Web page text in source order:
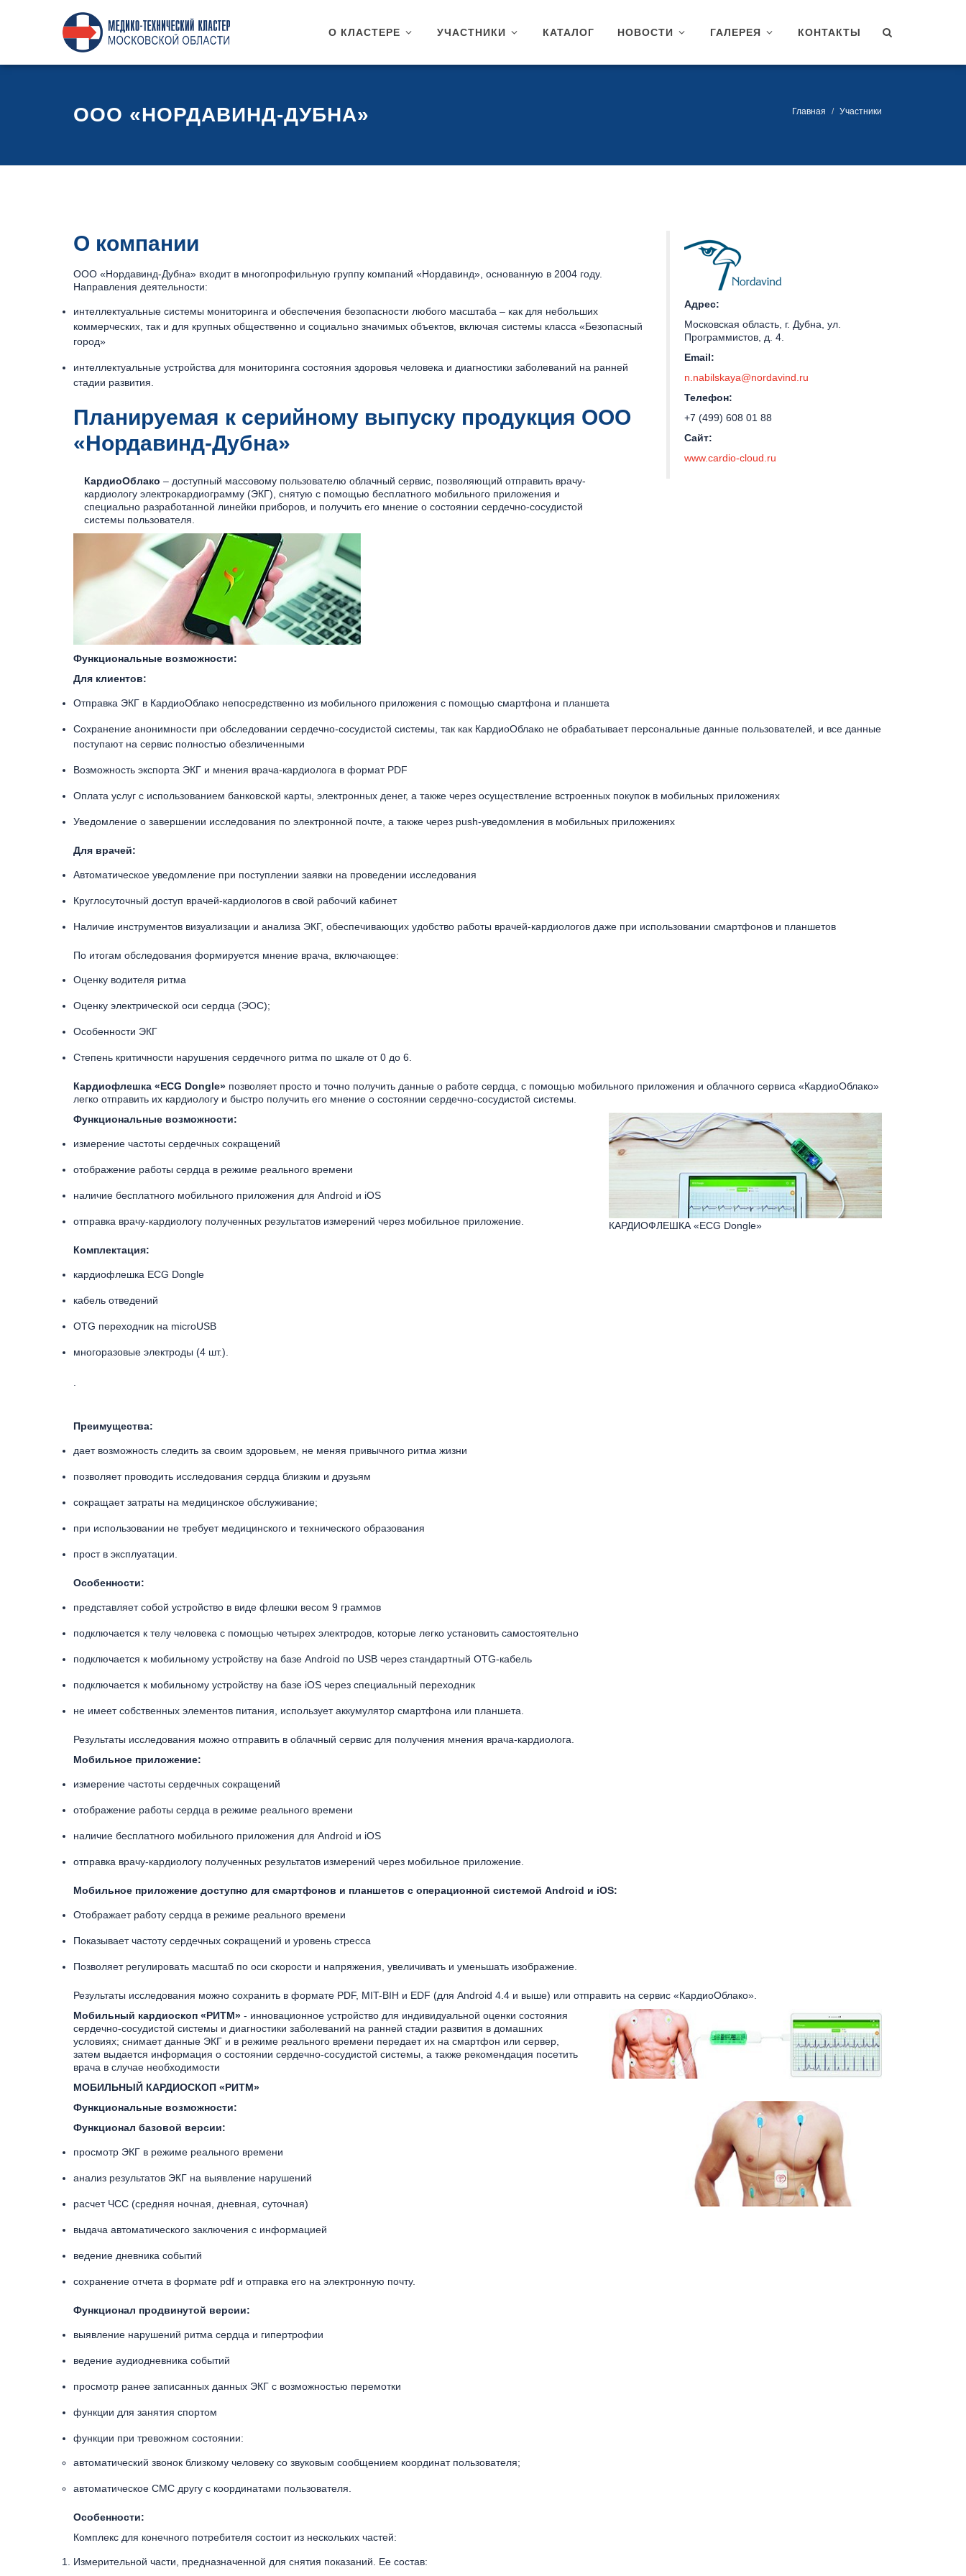
О КЛАСТЕРЕ УЧАСТНИКИ КАТАЛОГ НОВОСТИ ГАЛЕРЕЯ КОНТАКТЫ
ООО «НОРДАВИНД-ДУБНА» Главная Участники
Адрес:
Московская область, г. Дубна, ул.
Программистов, д. 4.
Email:
n.nabilskaya@nordavind.ru
Телефон:
+7 (499) 608 01 88
Сайт:
www.cardio-cloud.ru
О компании
ООО «Нордавинд-Дубна» входит в многопрофильную группу компаний «Нордавинд», основанную в 2004 году.
Направления деятельности:
интеллектуальные системы мониторинга и обеспечения безопасности любого масштаба – как для небольших
коммерческих, так и для крупных общественно и социально значимых объектов, включая системы класса «Безопасный
город»
интеллектуальные устройства для мониторинга состояния здоровья человека и диагностики заболеваний на ранней
стадии развития.
Планируемая к серийному выпуску продукция ООО
«Нордавинд-Дубна»
КардиоОблако – доступный массовому пользователю облачный сервис, позволяющий отправить врачу-
кардиологу электрокардиограмму (ЭКГ), снятую с помощью бесплатного мобильного приложения и
специально разработанной линейки приборов, и получить его мнение о состоянии сердечно-сосудистой
системы пользователя.
Функциональные возможности:
Для клиентов:
Отправка ЭКГ в КардиоОблако непосредственно из мобильного приложения с помощью смартфона и планшета
Сохранение анонимности при обследовании сердечно-сосудистой системы, так как КардиоОблако не обрабатывает персональные данные пользователей, и все данные
поступают на сервис полностью обезличенными
Возможность экспорта ЭКГ и мнения врача-кардиолога в формат PDF
Оплата услуг с использованием банковской карты, электронных денег, а также через осуществление встроенных покупок в мобильных приложениях
Уведомление о завершении исследования по электронной почте, а также через push-уведомления в мобильных приложениях
Для врачей:
Автоматическое уведомление при поступлении заявки на проведении исследования
Круглосуточный доступ врачей-кардиологов в свой рабочий кабинет
Наличие инструментов визуализации и анализа ЭКГ, обеспечивающих удобство работы врачей-кардиологов даже при использовании смартфонов и планшетов
По итогам обследования формируется мнение врача, включающее:
Оценку водителя ритма
Оценку электрической оси сердца (ЭОС);
Особенности ЭКГ
Степень критичности нарушения сердечного ритма по шкале от 0 до 6.
Кардиофлешка «ECG Dongle» позволяет просто и точно получить данные о работе сердца, с помощью мобильного приложения и облачного сервиса «КардиоОблако»
легко отправить их кардиологу и быстро получить его мнение о состоянии сердечно-сосудистой системы.
КАРДИОФЛЕШКА «ECG Dongle»
Функциональные возможности:
измерение частоты сердечных сокращений
отображение работы сердца в режиме реального времени
наличие бесплатного мобильного приложения для Android и iOS
отправка врачу-кардиологу полученных результатов измерений через мобильное приложение.
Комплектация:
кардиофлешка ECG Dongle
кабель отведений
OTG переходник на microUSB
многоразовые электроды (4 шт.).
Преимущества:
дает возможность следить за своим здоровьем, не меняя привычного ритма жизни
позволяет проводить исследования сердца близким и друзьям
сокращает затраты на медицинское обслуживание;
при использовании не требует медицинского и технического образования
прост в эксплуатации.
Особенности:
представляет собой устройство в виде флешки весом 9 граммов
подключается к телу человека с помощью четырех электродов, которые легко установить самостоятельно
подключается к мобильному устройству на базе Android по USB через стандартный OTG-кабель
подключается к мобильному устройству на базе iOS через специальный переходник
не имеет собственных элементов питания, использует аккумулятор смартфона или планшета.
Результаты исследования можно отправить в облачный сервис для получения мнения врача-кардиолога.
Мобильное приложение:
измерение частоты сердечных сокращений
отображение работы сердца в режиме реального времени
наличие бесплатного мобильного приложения для Android и iOS
отправка врачу-кардиологу полученных результатов измерений через мобильное приложение.
Мобильное приложение доступно для смартфонов и планшетов с операционной системой Android и iOS:
Отображает работу сердца в режиме реального времени
Показывает частоту сердечных сокращений и уровень стресса
Позволяет регулировать масштаб по оси скорости и напряжения, увеличивать и уменьшать изображение.
Результаты исследования можно сохранить в формате PDF, MIT-BIH и EDF (для Android 4.4 и выше) или отправить на сервис «КардиоОблако».
Мобильный кардиоскоп «РИТМ» - инновационное устройство для индивидуальной оценки состояния
сердечно-сосудистой системы и диагностики заболеваний на ранней стадии развития в домашних
условиях; снимает данные ЭКГ и в режиме реального времени передает их на смартфон или сервер,
затем выдается информация о состоянии сердечно-сосудистой системы, а также рекомендация посетить
врача в случае необходимости
МОБИЛЬНЫЙ КАРДИОСКОП «РИТМ»
Функциональные возможности:
Функционал базовой версии:
просмотр ЭКГ в режиме реального времени
анализ результатов ЭКГ на выявление нарушений
расчет ЧСС (средняя ночная, дневная, суточная)
выдача автоматического заключения с информацией
ведение дневника событий
сохранение отчета в формате pdf и отправка его на электронную почту.
Функционал продвинутой версии:
выявление нарушений ритма сердца и гипертрофии
ведение аудиодневника событий
просмотр ранее записанных данных ЭКГ с возможностью перемотки
функции для занятия спортом
функции при тревожном состоянии:
автоматический звонок близкому человеку со звуковым сообщением координат пользователя;
автоматическое СМС другу с координатами пользователя.
Особенности:
Комплекс для конечного потребителя состоит из нескольких частей:
Измерительной части, предназначенной для снятия показаний. Ее состав: